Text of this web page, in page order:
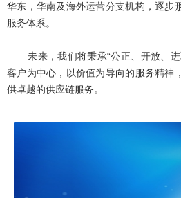
华东，华南及海外运营分支机构，逐步
服务体系。
未来，我们将秉承“公正、开放、进
客户为中心，以价值为导向的服务精神
供卓越的供应链服务。